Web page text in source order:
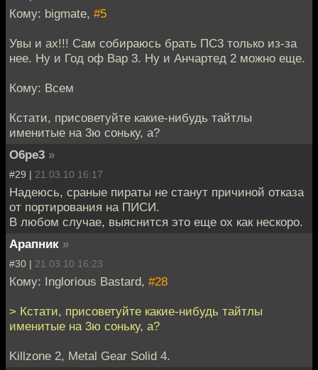
Кому: bigmate, #5
Увы и ах!!! Сам собираюсь брать ПС3 только из-за
нее. Ну и Год оф Вар 3. Ну и Анчартед 2 можно еще.
Кому: Всем
Кстати, присоветуйте какие-нибудь тайтлы
именитые на 3ю соньку, а?
O6pe3 »
#29 | 21.03.10 16:17
Надеюсь, сраные пираты не станут причиной отказа
от портирования на ПИСИ.
В любом случае, выяснится это еще ох как нескоро.
Арапник »
#30 | 21.03.10 16:23
Кому: Inglorious Bastard, #28
> Кстати, присоветуйте какие-нибудь тайтлы
именитые на 3ю соньку, а?
Killzone 2, Metal Gear Solid 4.